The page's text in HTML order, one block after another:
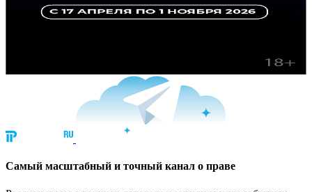
Cамый масштабный и точный канал о праве